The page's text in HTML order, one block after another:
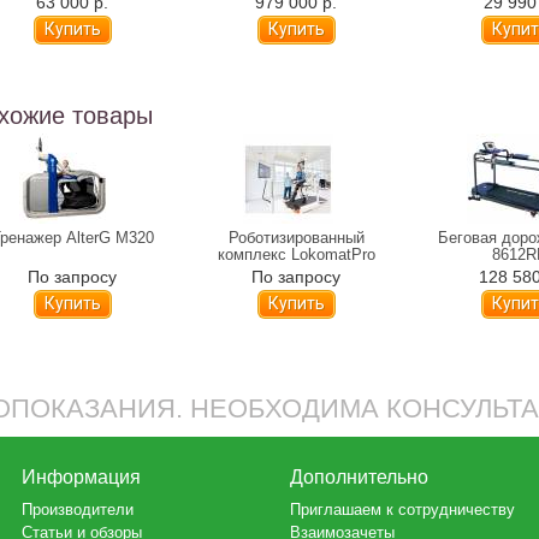
товары
AlterG M320
По запросу
Купить
Роботизированный
комплекс LokomatPro
По запросу
Купить
Беговая
128
НЕОБХОДИМА
Информация
Производители
Статьи и обзоры
Дополнительно
Приглашаем к сотрудничеству
Взаимозачеты